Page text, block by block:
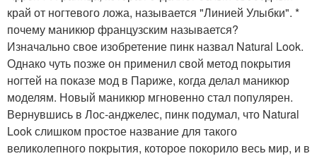
край от ногтевого ложа, называется "Линией Улыбки". *
почему маникюр французским называется?
Изначально свое изобретение пинк назвал Natural Look.
Однако чуть позже он применил свой метод покрытия
ногтей на показе мод в Париже, когда делал маникюр
моделям. Новый маникюр мгновенно стал популярен.
Вернувшись в Лос-анджелес, пинк подумал, что Natural
Look слишком простое название для такого
великолепного покрытия, которое покорило весь мир, и в